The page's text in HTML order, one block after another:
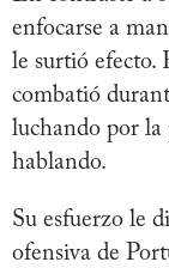
enfocarse a
le surtió efecto.
combatió
luchando por la
hablando.
Su esfuerzo le
ofensiva de